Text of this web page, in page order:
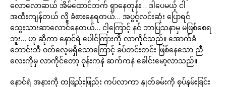
လောလောဆယ် အိမ်ထောင်ဘက် ရှာနေတုန်း… ဒါပေမယ့် ငါ
အထီးကျန်တယ် လို့ ခံစားနေရတယ်… အပွင့်လင်းဆုံး ပြောရင်
သွေးသားဆာလောင်နေတယ်… ငါ့ကြောင့် နင် ဘာပြသနာမှ မဖြစ်စေရ
ဘူး… ဟု ဆိုကာ နောင်ရဲ ပေါင်ကြားကို လာကိုင်သည်။ အောက်ခံ
ဘောင်းဘီ ဝတ်လေ့မရှိသောကြောင့် ခပ်တင်းတင်း ဖြစ်နေသော ညီ
လေးကိုမှ လာကိုင်တော့ ဝုန်းကနဲ ဆက်ကနဲ ခေါင်းမော့လာသည်။
နောင်ရဲ အနားကို တဖြည်းဖြည်း ကပ်လာကာ နှုတ်ခမ်းကို စုပ်နမ်းခြင်း